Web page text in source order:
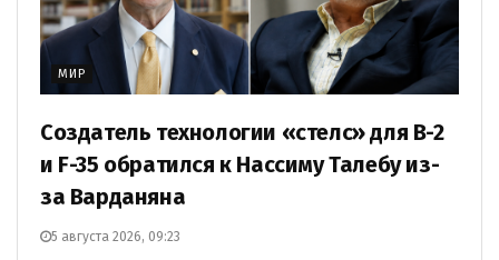
МИР
Создатель технологии «стелс» для B-2
и F-35 обратился к Нассиму Талебу из-
за Варданяна
5 августа 2026, 09:23